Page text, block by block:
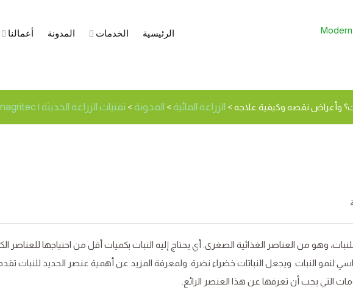
الرئيسية الخدمات المدونة أعمالناعنصر الحديد للنبات؟ وأعراض
وأعراض نقصه وكيفية علاجه> الزراعة المائية> المدونة> تقنيات الزراعة الحديثة | Modernagritec
وهو من العناصر الغذائية الصغرى. أي يحتاج إليه النبات بكميات أقل من احتياجها للعناصر
لنمو النبات. ويجعل النباتات خضراء نضرة. ولمعرفة المزيد عن أهمية عنصر الحديد للنبات
التي يجب أن تعرفها عن هذا العنصر الرائع.